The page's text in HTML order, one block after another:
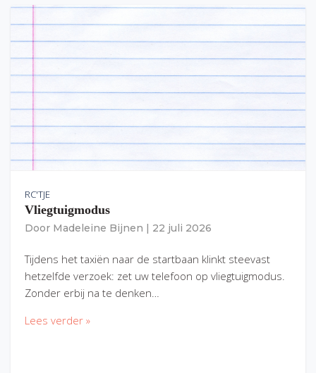
RC'TJE
Vliegtuigmodus
Door Madeleine Bijnen 22 juli 2026
Tijdens het taxiën naar de startbaan klinkt steevast
hetzelfde verzoek: zet uw telefoon op vliegtuigmodus.
Zonder erbij na te denken…
Lees verder »